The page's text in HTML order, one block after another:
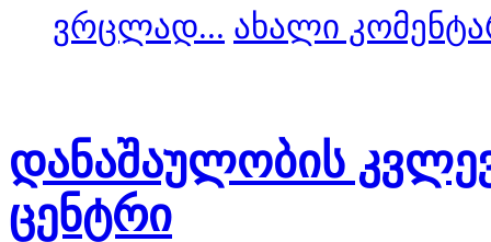
ვრცლად... ახალი
დანაშაულობის
ცენტრი